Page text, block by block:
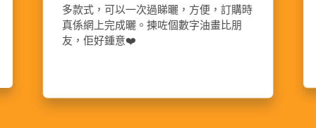
網購好多都比較伏 第一次試呢個平台訂
購 客服跟進貼心 回覆速度迅速